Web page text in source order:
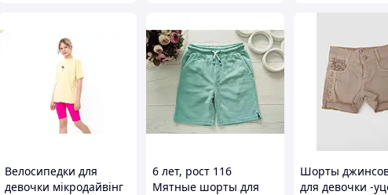
моделей и возможность нанесения принтов по
Велосипедки для
девочки мікродайвінг
6 лет, рост 116
Мятные шорты для
Шорты
для девочки -